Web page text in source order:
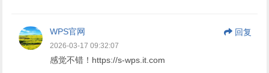
WPS官网 回复
2026-03-17 09:32:07
感觉不错！https://s-wps.it.com